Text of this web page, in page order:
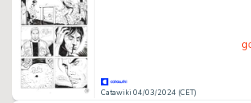
Catawiki 04/03/2024 (CET)